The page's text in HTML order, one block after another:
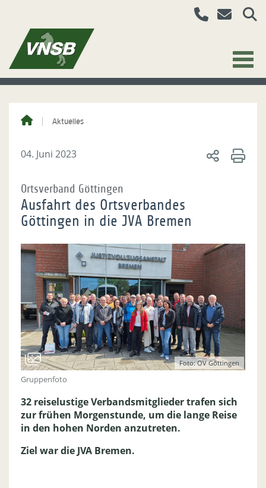
Aktuelles
04. Juni 2023
Ortsverband Göttingen
Ausfahrt des Ortsverbandes
Göttingen in die JVA Bremen
Foto: OV Göttingen
Gruppenfoto
32 reiselustige Verbandsmitglieder trafen sich
zur frühen Morgenstunde, um die lange Reise
in den hohen Norden anzutreten.
Ziel war die JVA Bremen.